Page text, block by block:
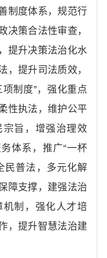
制度体系，规范行
决策合法性审查，
提升决策法治化水
，提升司法质效，
制度”，强化重点
性执法，维护公平
旨，增强治理效
体系，推广“一杯
民普法，多元化解
障支撑，建强法治
机制，强化人才培
，提升智慧法治建